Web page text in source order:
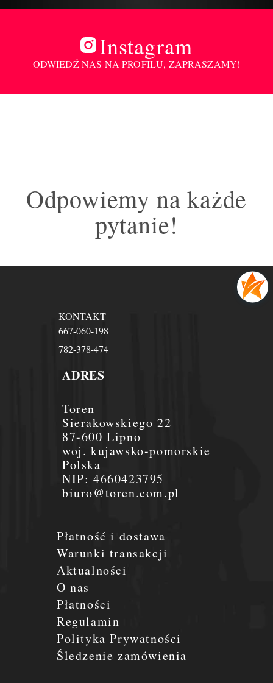
Instagram
ODWIEDŹ NAS NA PROFILU, ZAPRASZAMY!
Odpowiemy na każde
pytanie!
Płatność i dostawa
Warunki transakcji
Aktualności
O nas
Płatności
Regulamin
Polityka Prywatności
Śledzenie zamówienia
ADRES
Toren
Sierakowskiego 22
87-600 Lipno
woj. kujawsko-pomorskie
Polska
NIP:4660423795
biuro@toren.com.pl
KONTAKT
667-060-198
782-378-474